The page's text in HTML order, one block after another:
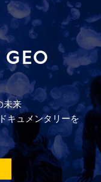
未来
キュメンタリーを